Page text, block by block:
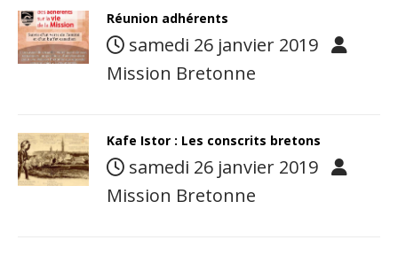
Réunion adhérents
samedi 26 janvier 2019
Mission Bretonne
Kafe Istor : Les conscrits bretons
samedi 26 janvier 2019
Mission Bretonne